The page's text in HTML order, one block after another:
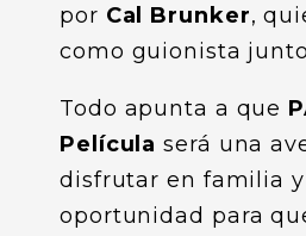
por Cal Brunker,
como guionista
Todo apunta a que
Película será una
disfrutar en familia
oportunidad para